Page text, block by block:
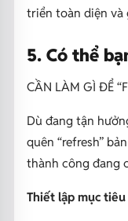
triển toàn diện và
5. Có thể
CẦN LÀM GÌ ĐỂ
Dù đang tận
quên “refresh”
thành công đang
Thiết lập mục tiêu